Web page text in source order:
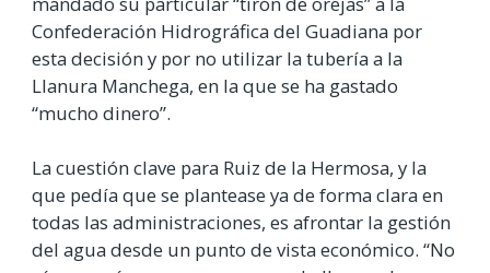
Confederación Hidrográfica del Guadiana por
esta decisión y por no utilizar la tubería a la
Llanura Manchega, en la que se ha gastado
“mucho dinero”.
La cuestión clave para Ruiz de la Hermosa, y la
que pedía que se plantease ya de forma clara en
todas las administraciones, es afrontar la gestión
del agua desde un punto de vista económico. “No